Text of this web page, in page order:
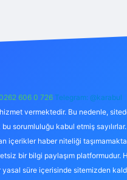
606 0 726 Telegram: @karabul
vermektedir. Bu nedenle,
sorumluluğu kabul etmiş
içerikler haber niteliği
bir bilgi paylaşım platformudur.
süre içerisinde sitemizden